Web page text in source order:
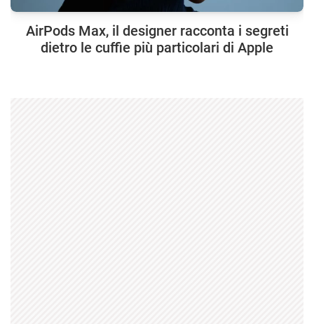
AirPods Max, il designer racconta i segreti
dietro le cuffie più particolari di Apple